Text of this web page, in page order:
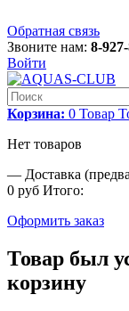
Обратная связь
Звоните нам: 8-
Войти
Корзина: 0 Товар
Нет товаров
— Доставка
0 руб Итого:
Оформить заказ
Товар был
корзину